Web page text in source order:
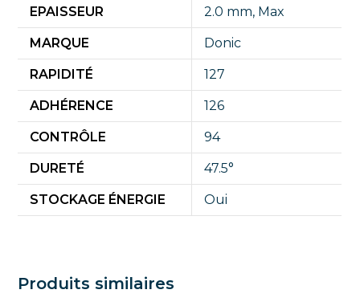
EPAISSEUR 2.0 mm, Max
MARQUE Donic
RAPIDITÉ 127
ADHÉRENCE 126
CONTRÔLE 94
DURETÉ 47.5°
STOCKAGE ÉNERGIE Oui
Produits similaires